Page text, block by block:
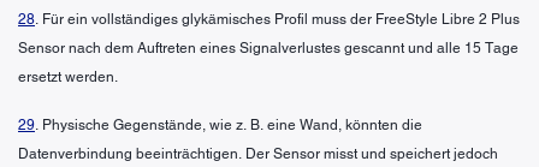
28. Für ein vollständiges glykämisches Profil muss der FreeStyle Libre 2 Plus
Sensor nach dem Auftreten eines Signalverlustes gescannt und alle 15 Tage
ersetzt werden.
29. Physische Gegenstände, wie z. B. eine Wand, könnten die
Datenverbindung beeinträchtigen. Der Sensor misst und speichert jedoch